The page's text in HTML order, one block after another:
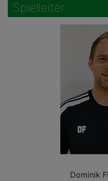
Spielleiter
Dominik